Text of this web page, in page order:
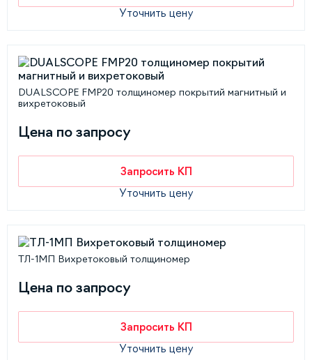
Уточнить цену
DUALSCOPE FMP20 толщиномер покрытий магнитный и
вихретоковый
Цена по запросу
Запросить КП
Уточнить цену
ТЛ-1МП Вихретоковый толщиномер
Цена по запросу
Запросить КП
Уточнить цену